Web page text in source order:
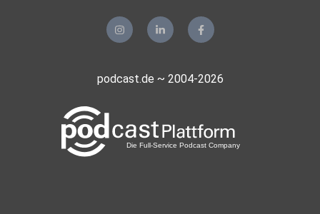
podcast.de ~ 2004-2026